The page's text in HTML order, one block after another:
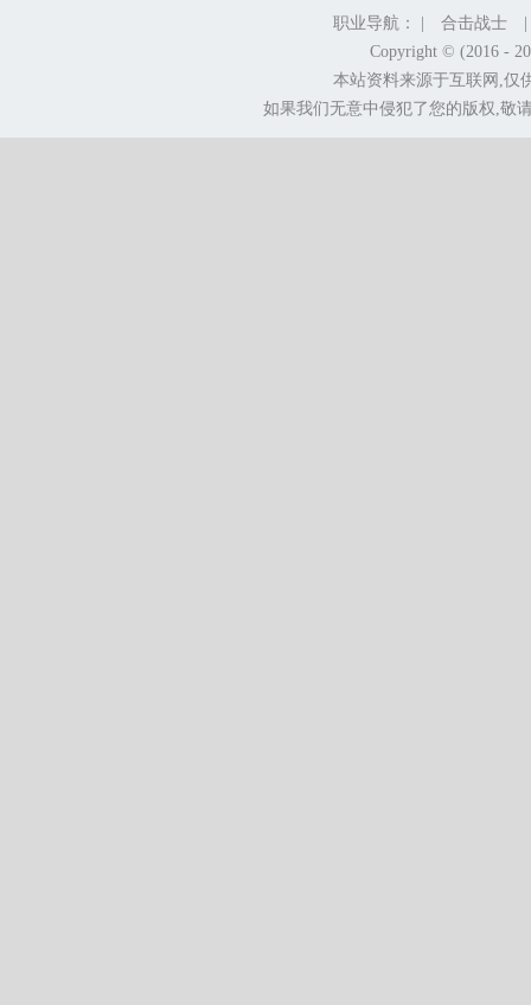
职业导航： | 合击战士
Copyright © (2016 -
本站资料来源于互联网,仅
如果我们无意中侵犯了您的版权,敬